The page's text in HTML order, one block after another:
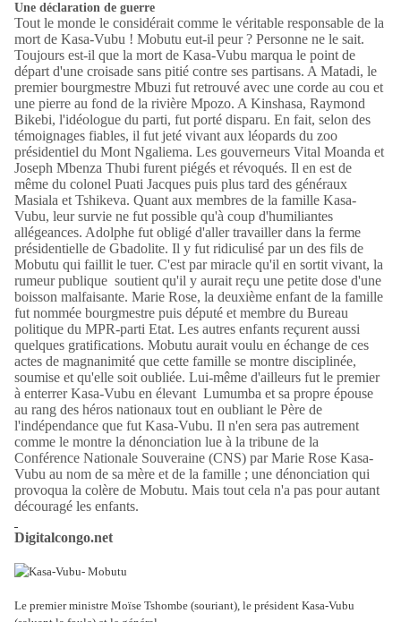
Une déclaration de guerre
Tout le monde le considérait comme le véritable responsable de la
mort de Kasa-Vubu ! Mobutu eut-il peur ? Personne ne le sait.
Toujours est-il que la mort de Kasa-Vubu marqua le point de
départ d'une croisade sans pitié contre ses partisans. A Matadi, le
premier bourgmestre Mbuzi fut retrouvé avec une corde au cou et
une pierre au fond de la rivière Mpozo. A Kinshasa, Raymond
Bikebi, l'idéologue du parti, fut porté disparu. En fait, selon des
témoignages fiables, il fut jeté vivant aux léopards du zoo
présidentiel du Mont Ngaliema. Les gouverneurs Vital Moanda et
Joseph Mbenza Thubi furent piégés et révoqués. Il en est de
même du colonel Puati Jacques puis plus tard des généraux
Masiala et Tshikeva. Quant aux membres de la famille Kasa-
Vubu, leur survie ne fut possible qu'à coup d'humiliantes
allégeances. Adolphe fut obligé d'aller travailler dans la ferme
présidentielle de Gbadolite. Il y fut ridiculisé par un des fils de
Mobutu qui faillit le tuer. C'est par miracle qu'il en sortit vivant, la
rumeur publique soutient qu'il y aurait reçu une petite dose d'une
boisson malfaisante. Marie Rose, la deuxième enfant de la famille
fut nommée bourgmestre puis député et membre du Bureau
politique du MPR-parti Etat. Les autres enfants reçurent aussi
quelques gratifications. Mobutu aurait voulu en échange de ces
actes de magnanimité que cette famille se montre disciplinée,
soumise et qu'elle soit oubliée. Lui-même d'ailleurs fut le premier
à enterrer Kasa-Vubu en élevant Lumumba et sa propre épouse
au rang des héros nationaux tout en oubliant le Père de
l'indépendance que fut Kasa-Vubu. Il n'en sera pas autrement
comme le montre la dénonciation lue à la tribune de la
Conférence Nationale Souveraine (CNS) par Marie Rose Kasa-
Vubu au nom de sa mère et de la famille ; une dénonciation qui
provoqua la colère de Mobutu. Mais tout cela n'a pas pour autant
découragé les enfants.
Digitalcongo.net
Le premier ministre Moïse Tshombe (souriant), le président Kasa-Vubu